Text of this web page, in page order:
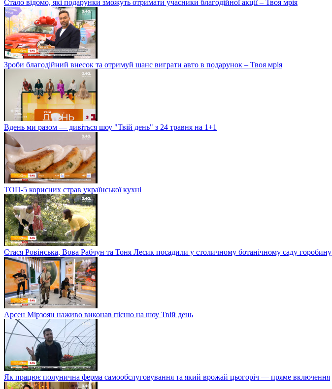
Стало відомо, які подарунки зможуть отримати учасники благодійної акції – Твоя мрія
Зроби благодійний внесок та отримуй шанс виграти авто в подарунок – Твоя мрія
Вдень ми разом — дивіться шоу "Твій день" з 24 травня на 1+1
ТОП-5 корисних страв української кухні
Стася Ровінська, Вова Рабчун та Тоня Лесик посадили у столичному ботанічному саду горобину
Арсен Мірзоян наживо виконав пісню на шоу Твій день
Як працює полунична ферма самообслуговування та який врожай цьогоріч — пряме включення